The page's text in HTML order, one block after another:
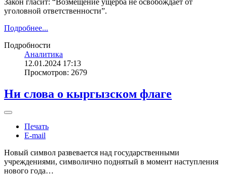
Закон гласит: “Возмещение ущерба не освобождает от
уголовной ответственности”.
Подробнее...
Подробности
Аналитика
12.01.2024 17:13
Просмотров: 2679
Ни слова о кыргызском флаге
Печать
E-mail
Новый символ развевается над государственными
учреждениями, символично поднятый в момент наступления
нового года…